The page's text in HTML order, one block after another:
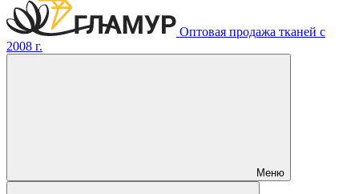
Оптовая продажа тканей с
2008 г.
Меню